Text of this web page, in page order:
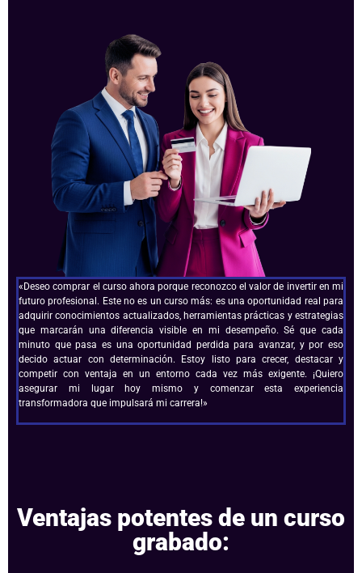
«Deseo comprar el curso ahora porque reconozco el valor de invertir en mi
futuro profesional. Este no es un curso más: es una oportunidad real para
adquirir conocimientos actualizados, herramientas prácticas y estrategias
que marcarán una diferencia visible en mi desempeño. Sé que cada
minuto que pasa es una oportunidad perdida para avanzar, y por eso
decido actuar con determinación. Estoy listo para crecer, destacar y
competir con ventaja en un entorno cada vez más exigente. ¡Quiero
asegurar mi lugar hoy mismo y comenzar esta experiencia
transformadora que impulsará mi carrera!»
Ventajas potentes de un curso
grabado: